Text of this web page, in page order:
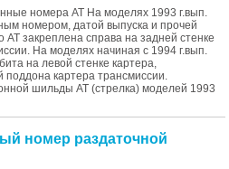
номера АТ На моделях 1993 г.вып.
номером, датой выпуска и прочей
закреплена справа на задней стенке
На моделях начиная с 1994 г.вып.
на левой стенке картера,
поддона картера трансмиссии.
шильды АТ (стрелка) моделей 1993
номер раздаточной